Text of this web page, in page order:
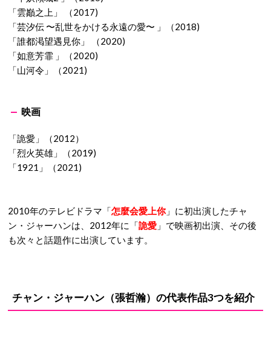
「雲巓之上」 （2017)
「芸汐伝 〜乱世をかける永遠の愛〜 」（2018)
「誰都渇望遇見你」 （2020)
「如意芳霏 」（2020)
「山河令」（2021)
映画
「詭愛」（2012）
「烈火英雄」（2019)
「1921」（2021)
2010年のテレビドラマ「怎麼会愛上你」に初出演したチャ
ン・ジャーハンは、2012年に「詭愛 」で映画初出演、その後
も次々と話題作に出演しています。
チャン・ジャーハン（張哲瀚）の代表作品3つを紹介